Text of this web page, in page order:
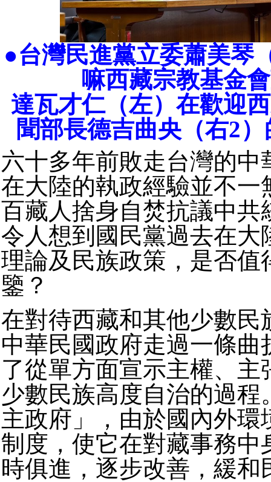
●台灣民進黨立委蕭美琴
嘛西藏宗教基金
達瓦才仁（左）在歡迎
聞部長德吉曲央（右2
六十多年前敗走台灣的中
在大陸的執政經驗並不一
百藏人捨身自焚抗議中共
令人想到國民黨過去在大
理論及民族政策，是否值
鑒？
在對待西藏和其他少數民
中華民國政府走過一條曲
了從單方面宣示主權、主
少數民族高度自治的過程
主政府」，由於國內外環
制度，使它在對藏事務中
時俱進，逐步改善，緩和